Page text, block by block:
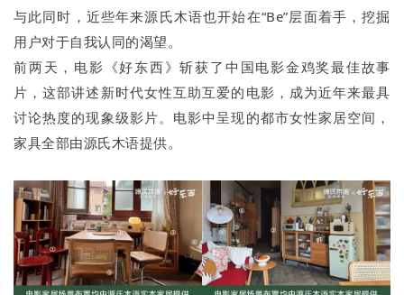
与此同时，近些年来源氏木语也开始在“Be”层面着手，挖掘
用户对于自我认同的渴望。
前两天，电影《好东西》斩获了中国电影金鸡奖最佳故事
片，这部讲述新时代女性互助互爱的电影，成为近年来最具
讨论热度的现象级影片。电影中呈现的都市女性家居空间，
家具全部由源氏木语提供。